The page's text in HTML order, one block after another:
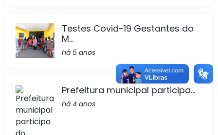
Testes Covid-19 Gestantes do
M...
há 5 anos
Prefeitura municipal participa...
há 4 anos